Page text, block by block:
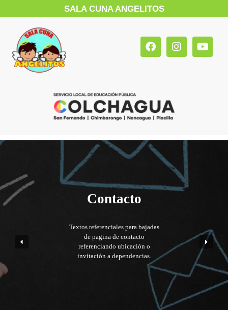
SALA CUNA ANGELITOS
Textos referenciales para bajadas
de pagina de contacto
referenciando ubicación o
invitación a dependencias.
Contacto